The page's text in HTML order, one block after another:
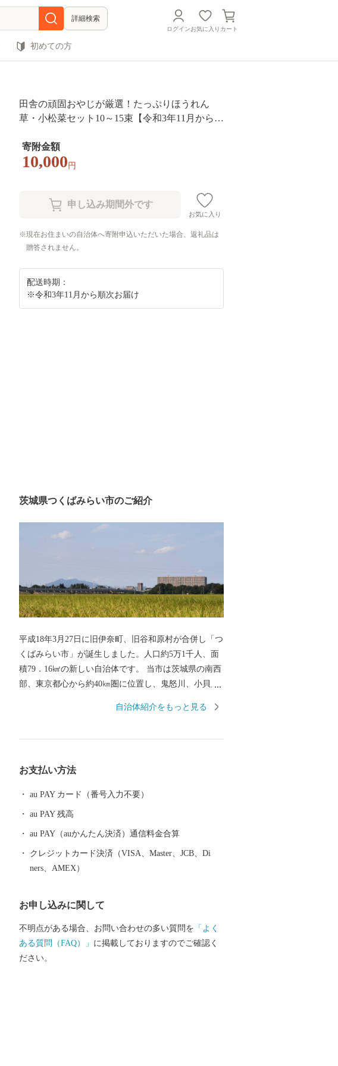
詳細検索
ログインお気に入り カート
初めての方
田舎の頑固おやじが厳選！たっぷりほうれん
草・小松菜セット10～15束【令和3年11月から順
寄附金額
10,000 円
お気に入り
現在お住まいの自治体へ寄附申込いただいた場合、返礼品は
贈答されません。
配送時期：
※令和3年11月から順次お届け
茨城県つくばみらい市のご紹介
平成18年3月27日に旧伊奈町、旧谷和原村が合併し「つ
くばみらい市」が誕生しました。人口約5万1千人、面
積79．16㎢の新しい自治体です。 当市は茨城県の南西
部、東京都心から約40㎞圏に位置し、鬼怒川、小貝川
田地帯が広がり、丘陵部は、畑地、4つのゴルフ場、住
し谷和原ICがあり交通の利便がはかられています。 鉄
道網では、関東鉄道常総線や首都圏新都市高速鉄道
秋葉原まで最速で40分、つくばまでは12分で結ばれま
した。 みらい平駅周辺では県主体の優良な住宅地開発
が進みマンションなどが整備され、新しいまちづくり
や茨城百景に名を連ねる「福岡堰の桜並木」、さらに
間宮海峡を発見した偉大な探検家・測量家である「間
宮林蔵」の生家や記念館など、多くの観光名所があり
自治体紹介をもっと見る
お支払い方法
au PAY カード（番号入力不要）
au PAY 残高
au PAY（auかんたん決済）通信料金合算
クレジットカード決済（VISA、Master、JCB、Di
ners、AMEX）
お申し込みに関して
不明点がある場合、お問い合わせの多い質問を 「よく
ある質問（FAQ）」 に掲載しておりますのでご確認く
ださい。